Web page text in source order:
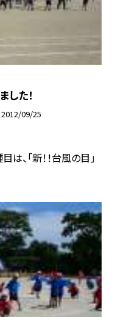
した！
2012/09/25
は、「新！！台風の目」